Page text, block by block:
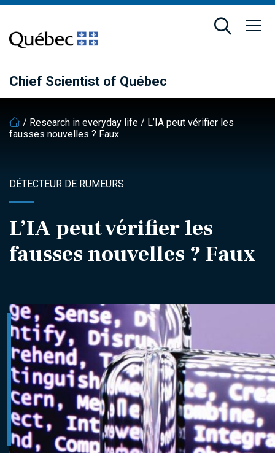
main
content
footer
Chief Scientist of Québec
/ Research in everyday life / L’IA peut vérifier les
fausses nouvelles ? Faux
DÉTECTEUR DE RUMEURS
L’IA peut vérifier les
fausses nouvelles ? Faux